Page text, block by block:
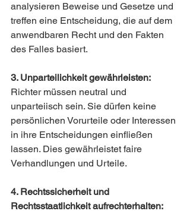
analysieren Beweise und Gesetze und
treffen eine Entscheidung, die auf dem
anwendbaren Recht und den Fakten
des Falles basiert.
3. Unparteilichkeit gewährleisten:
Richter müssen neutral und
unparteiisch sein. Sie dürfen keine
persönlichen Vorurteile oder Interessen
in ihre Entscheidungen einfließen
lassen. Dies gewährleistet faire
Verhandlungen und Urteile.
4. Rechtssicherheit und
Rechtsstaatlichkeit aufrechterhalten: